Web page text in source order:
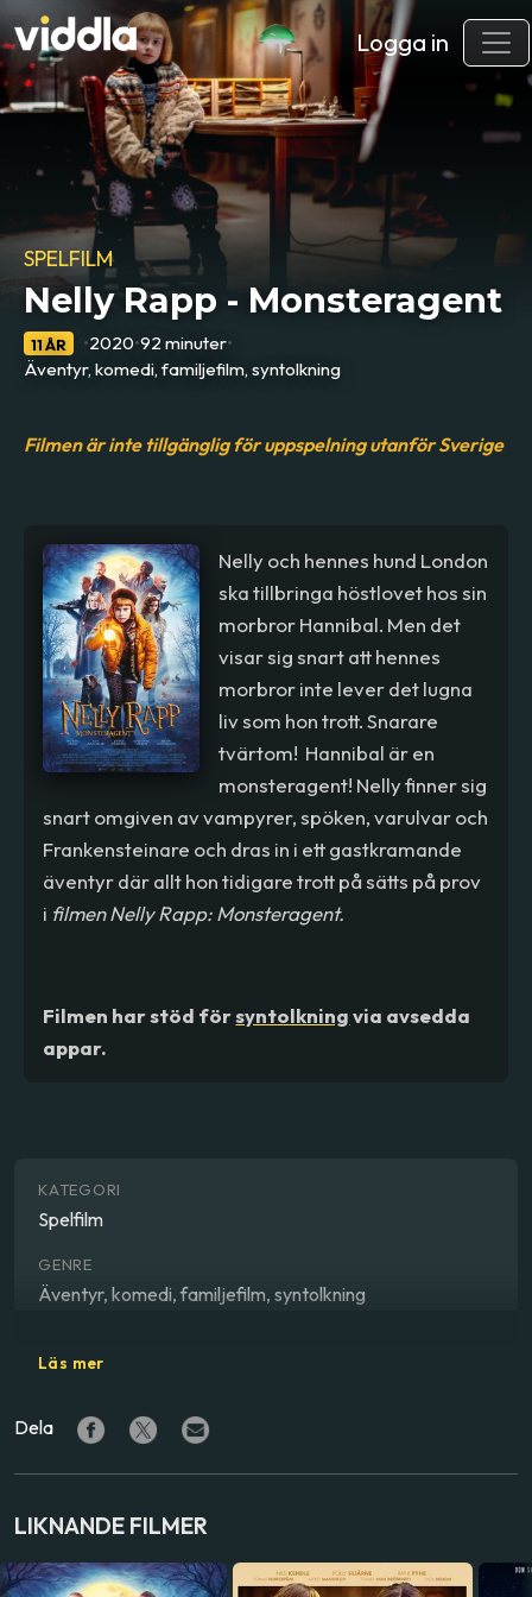
Logga in
SPELFILM
Nelly Rapp - Monsteragent
11 ÅR •2020•92 minuter•
Äventyr, komedi, familjefilm, syntolkning
Filmen är inte tillgänglig för uppspelning utanför Sverige
Nelly och hennes hund London
ska tillbringa höstlovet hos sin
morbror Hannibal. Men det
visar sig snart att hennes
morbror inte lever det lugna
liv som hon trott. Snarare
tvärtom! Hannibal är en
monsteragent! Nelly finner sig
snart omgiven av vampyrer, spöken, varulvar och
Frankensteinare och dras in i ett gastkramande
äventyr där allt hon tidigare trott på sätts på prov
i filmen Nelly Rapp: Monsteragent.
Filmen har stöd försyntolkningvia avsedda
appar.
KATEGORI
Spelfilm
GENRE
Äventyr, komedi, familjefilm, syntolkning
Amanda Adolfsson
SKÅDESPELARE
LAND
Sverige
Läs mer
Dela
LIKNANDE FILMER